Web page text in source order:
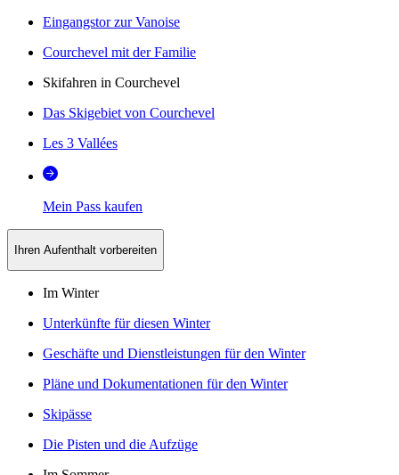
Eingangstor zur Vanoise
Courchevel mit der Familie
Skifahren in Courchevel
Das Skigebiet von Courchevel
Les 3 Vallées
Mein Pass kaufen
Ihren Aufenthalt vorbereiten
Im Winter
Unterkünfte für diesen Winter
Geschäfte und Dienstleistungen für den Winter
Pläne und Dokumentationen für den Winter
Skipässe
Die Pisten und die Aufzüge